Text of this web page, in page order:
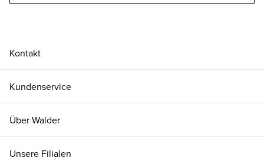
Kontakt
Kundenservice
Über Walder
Unsere Filialen